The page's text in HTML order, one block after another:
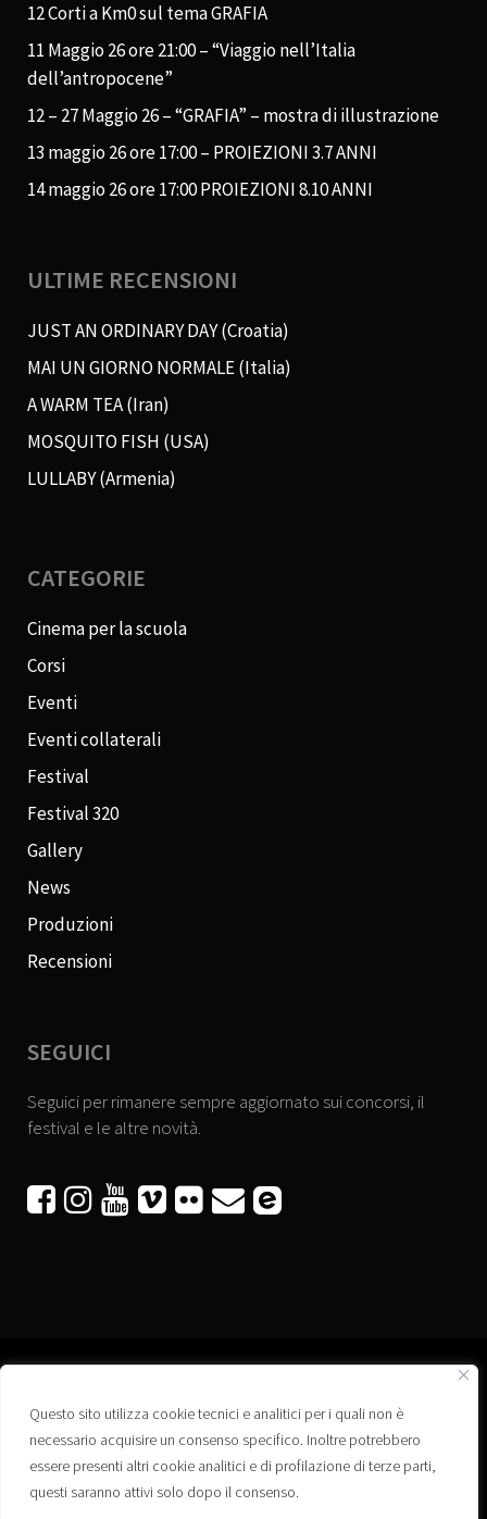
Questo sito utilizza cookie tecnici e analitici per i quali non è
necessario acquisire un consenso specifico. Inoltre potrebbero
essere presenti altri cookie analitici e di profilazione di terze parti,
questi saranno attivi solo dopo il consenso.
12 Corti a Km0 sul tema GRAFIA
11 Maggio 26 ore 21:00 – “Viaggio nell’Italia
dell’antropocene”
12 – 27 Maggio 26 – “GRAFIA” – mostra di illustrazione
13 maggio 26 ore 17:00 – PROIEZIONI 3.7 ANNI
14 maggio 26 ore 17:00 PROIEZIONI 8.10 ANNI
ULTIME RECENSIONI
JUST AN ORDINARY DAY (Croatia)
MAI UN GIORNO NORMALE (Italia)
A WARM TEA (Iran)
MOSQUITO FISH (USA)
LULLABY (Armenia)
CATEGORIE
Cinema per la scuola
Corsi
Eventi
Eventi collaterali
Festival
Festival 320
Gallery
News
Produzioni
Recensioni
SEGUICI
Seguici per rimanere sempre aggiornato sui concorsi, il
festival e le altre novità.
     
Associazione “Corti a Ponte” APS
Via Wagner, 42 - 35020 Ponte San Nicolò (PD)
C.F. 92223660280
Privacy policy